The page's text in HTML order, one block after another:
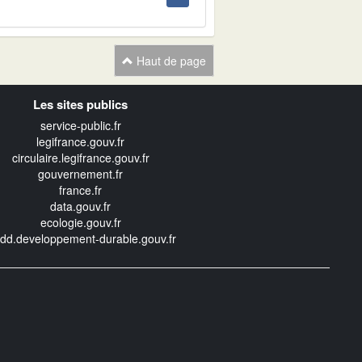
Haut de page
Les sites publics
service-public.fr
legifrance.gouv.fr
circulaire.legifrance.gouv.fr
gouvernement.fr
france.fr
data.gouv.fr
ecologie.gouv.fr
durable.gouv.fr